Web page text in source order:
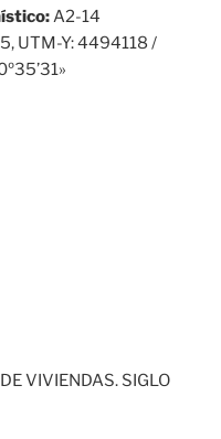
A2-14
UTM-Y: 4494118 /
VIVIENDAS. SIGLO